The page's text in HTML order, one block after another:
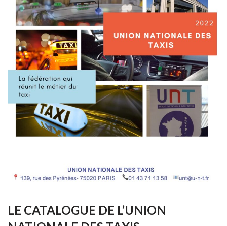
LE CATALOGUE DE L’UNION